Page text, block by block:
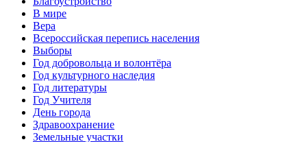
В мире
Вера
Всероссийская перепись населения
Выборы
Год добровольца и волонтёра
Год культурного наследия
Год литературы
Год Учителя
День города
Здравоохранение
Земельные участки